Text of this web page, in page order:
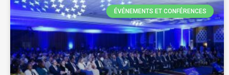
ÉVÉNEMENTS ET CONFÉRENCES